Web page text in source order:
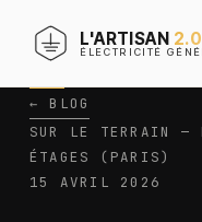
L'ARTISAN 2.0
ÉLECTRICITÉ
← BLOG
SUR LE TERRAIN —
ÉTAGES (PARIS)
15 AVRIL 2026